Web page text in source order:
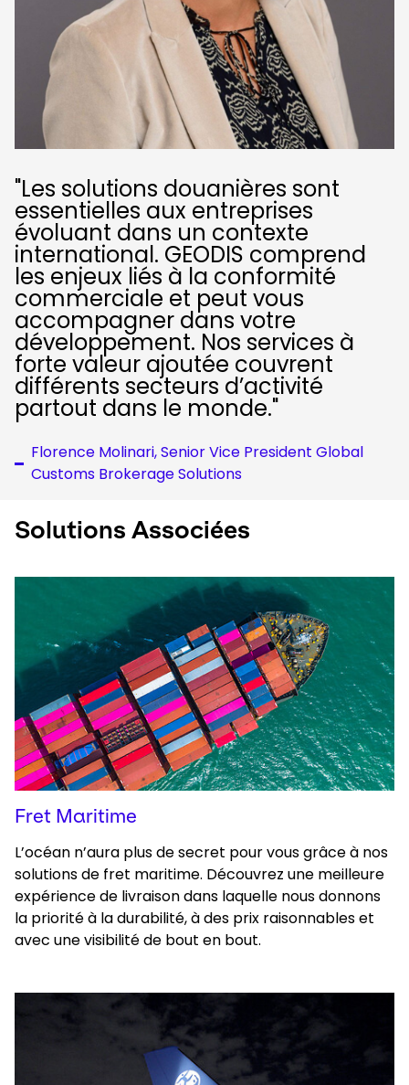
"Les solutions douanières sont
essentielles aux entreprises
évoluant dans un contexte
international. GEODIS comprend
les enjeux liés à la conformité
commerciale et peut vous
accompagner dans votre
développement. Nos services à
forte valeur ajoutée couvrent
différents secteurs d’activité
partout dans le monde."​
Florence Molinari, Senior Vice President Global
Customs Brokerage Solutions
Solutions Associées
Keepeek
Fret Maritime
L’océan n’aura plus de secret pour vous grâce à nos
solutions de fret maritime. Découvrez une meilleure
expérience de livraison dans laquelle nous donnons
la priorité à la durabilité, à des prix raisonnables et
avec une visibilité de bout en bout.
Keepeek